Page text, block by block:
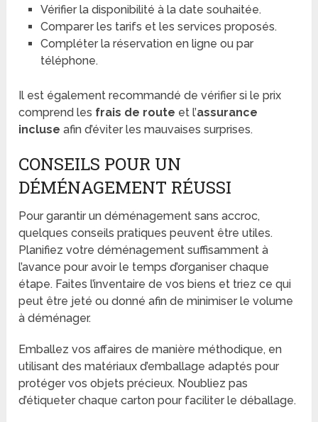
Vérifier la disponibilité à la date souhaitée.
Comparer les tarifs et les services proposés.
Compléter la réservation en ligne ou par
téléphone.
Il est également recommandé de vérifier si le prix
comprend les frais de route et l’assurance
incluse afin d’éviter les mauvaises surprises.
CONSEILS POUR UN
DÉMÉNAGEMENT RÉUSSI
Pour garantir un déménagement sans accroc,
quelques conseils pratiques peuvent être utiles.
Planifiez votre déménagement suffisamment à
l’avance pour avoir le temps d’organiser chaque
étape. Faites l’inventaire de vos biens et triez ce qui
peut être jeté ou donné afin de minimiser le volume
à déménager.
Emballez vos affaires de manière méthodique, en
utilisant des matériaux d’emballage adaptés pour
protéger vos objets précieux. N’oubliez pas
d’étiqueter chaque carton pour faciliter le déballage.